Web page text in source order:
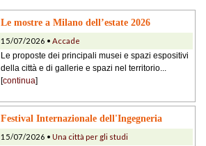
Le mostre a Milano dell’estate 2026
15/07/2026 • Accade
Le proposte dei principali musei e spazi espositivi
della città e di gallerie e spazi nel territorio...
[continua]
Festival Internazionale dell'Ingegneria
15/07/2026 • Una città per gli studi